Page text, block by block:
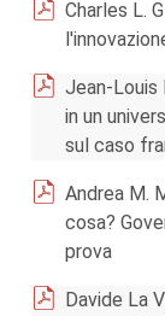
Charles L.
Jean-Louis
in un
sul caso
Andrea M.
cosa?
prova
Davide La